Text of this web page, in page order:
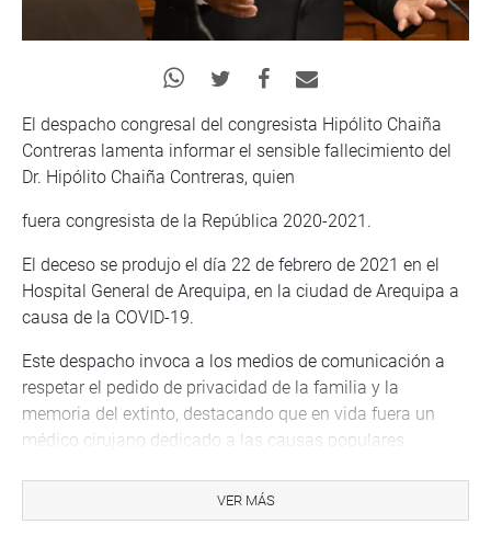
El despacho congresal del congresista Hipólito Chaiña
Contreras lamenta informar el sensible fallecimiento del
Dr. Hipólito Chaiña Contreras, quien
fuera congresista de la República 2020-2021.
El deceso se produjo el día 22 de febrero de 2021 en el
Hospital General de Arequipa, en la ciudad de Arequipa a
causa de la COVID-19.
Este despacho invoca a los medios de comunicación a
respetar el pedido de privacidad de la familia y la
memoria del extinto, destacando que en vida fuera un
médico cirujano dedicado a las causas populares.
VER MÁS